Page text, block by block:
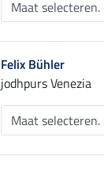
Felix Bühler
jodhpurs Venezia